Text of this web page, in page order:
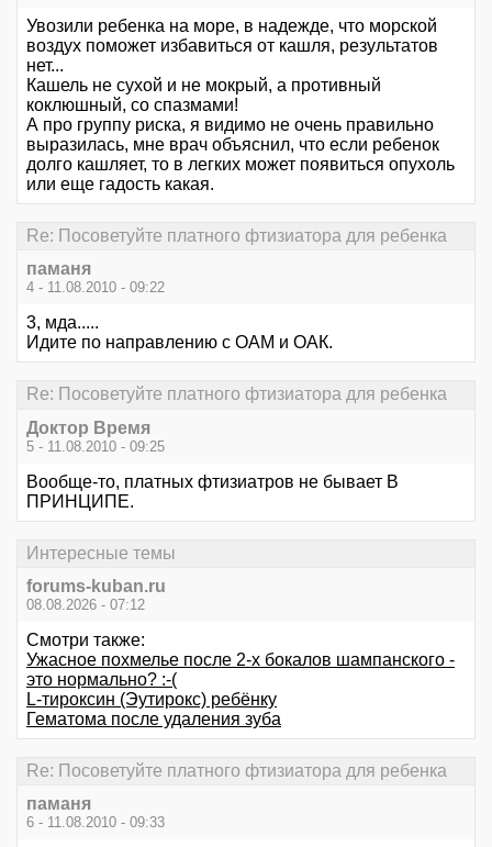
Увозили ребенка на море, в надежде, что морской
воздух поможет избавиться от кашля, результатов
нет...
Кашель не сухой и не мокрый, а противный
коклюшный, со спазмами!
А про группу риска, я видимо не очень правильно
выразилась, мне врач объяснил, что если ребенок
долго кашляет, то в легких может появиться опухоль
или еще гадость какая.
Re: Посоветуйте платного фтизиатора для ребенка
паманя
4 - 11.08.2010 - 09:22
3, мда.....
Идите по направлению с ОАМ и ОАК.
Re: Посоветуйте платного фтизиатора для ребенка
Доктор Время
5 - 11.08.2010 - 09:25
Вообще-то, платных фтизиатров не бывает В
ПРИНЦИПЕ.
Интересные темы
forums-kuban.ru
08.08.2026 - 07:12
Смотри также:
Ужасное похмелье после 2-х бокалов шампанского -
это нормально? :-(
L-тироксин (Эутирокс) ребёнку
Гематома после удаления зуба
Re: Посоветуйте платного фтизиатора для ребенка
паманя
6 - 11.08.2010 - 09:33